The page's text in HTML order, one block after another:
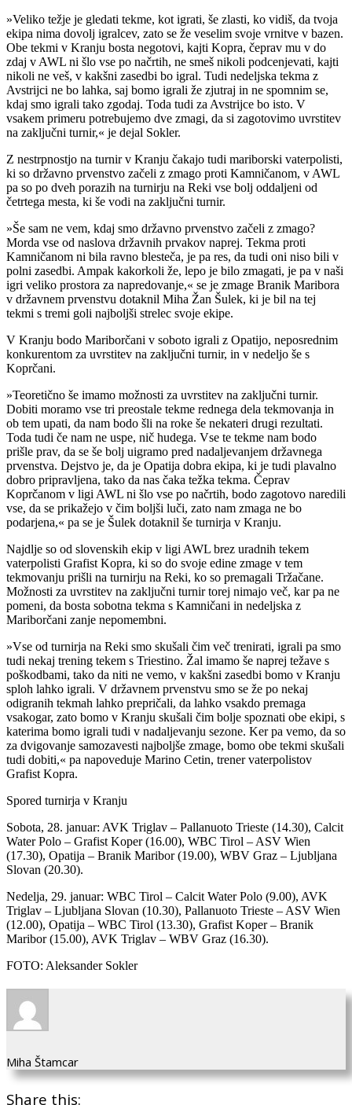
»Veliko težje je gledati tekme, kot igrati, še zlasti, ko vidiš, da tvoja
ekipa nima dovolj igralcev, zato se že veselim svoje vrnitve v bazen.
Obe tekmi v Kranju bosta negotovi, kajti Kopra, čeprav mu v do
zdaj v AWL ni šlo vse po načrtih, ne smeš nikoli podcenjevati, kajti
nikoli ne veš, v kakšni zasedbi bo igral. Tudi nedeljska tekma z
Avstrijci ne bo lahka, saj bomo igrali že zjutraj in ne spomnim se,
kdaj smo igrali tako zgodaj. Toda tudi za Avstrijce bo isto. V
vsakem primeru potrebujemo dve zmagi, da si zagotovimo uvrstitev
na zaključni turnir,« je dejal Sokler.
Z nestrpnostjo na turnir v Kranju čakajo tudi mariborski vaterpolisti,
ki so državno prvenstvo začeli z zmago proti Kamničanom, v AWL
pa so po dveh porazih na turnirju na Reki vse bolj oddaljeni od
četrtega mesta, ki še vodi na zaključni turnir.
»Še sam ne vem, kdaj smo državno prvenstvo začeli z zmago?
Morda vse od naslova državnih prvakov naprej. Tekma proti
Kamničanom ni bila ravno blesteča, je pa res, da tudi oni niso bili v
polni zasedbi. Ampak kakorkoli že, lepo je bilo zmagati, je pa v naši
igri veliko prostora za napredovanje,« se je zmage Branik Maribora
v državnem prvenstvu dotaknil Miha Žan Šulek, ki je bil na tej
tekmi s tremi goli najboljši strelec svoje ekipe.
V Kranju bodo Mariborčani v soboto igrali z Opatijo, neposrednim
konkurentom za uvrstitev na zaključni turnir, in v nedeljo še s
Koprčani.
»Teoretično še imamo možnosti za uvrstitev na zaključni turnir.
Dobiti moramo vse tri preostale tekme rednega dela tekmovanja in
ob tem upati, da nam bodo šli na roke še nekateri drugi rezultati.
Toda tudi če nam ne uspe, nič hudega. Vse te tekme nam bodo
prišle prav, da se še bolj uigramo pred nadaljevanjem državnega
prvenstva. Dejstvo je, da je Opatija dobra ekipa, ki je tudi plavalno
dobro pripravljena, tako da nas čaka težka tekma. Čeprav
Koprčanom v ligi AWL ni šlo vse po načrtih, bodo zagotovo naredili
vse, da se prikažejo v čim boljši luči, zato nam zmaga ne bo
podarjena,« pa se je Šulek dotaknil še turnirja v Kranju.
Najdlje so od slovenskih ekip v ligi AWL brez uradnih tekem
vaterpolisti Grafist Kopra, ki so do svoje edine zmage v tem
tekmovanju prišli na turnirju na Reki, ko so premagali Tržačane.
Možnosti za uvrstitev na zaključni turnir torej nimajo več, kar pa ne
pomeni, da bosta sobotna tekma s Kamničani in nedeljska z
Mariborčani zanje nepomembni.
»Vse od turnirja na Reki smo skušali čim več trenirati, igrali pa smo
tudi nekaj trening tekem s Triestino. Žal imamo še naprej težave s
poškodbami, tako da niti ne vemo, v kakšni zasedbi bomo v Kranju
sploh lahko igrali. V državnem prvenstvu smo se že po nekaj
odigranih tekmah lahko prepričali, da lahko vsakdo premaga
vsakogar, zato bomo v Kranju skušali čim bolje spoznati obe ekipi, s
katerima bomo igrali tudi v nadaljevanju sezone. Ker pa vemo, da so
za dvigovanje samozavesti najboljše zmage, bomo obe tekmi skušali
tudi dobiti,« pa napoveduje Marino Cetin, trener vaterpolistov
Grafist Kopra.
Spored turnirja v Kranju
Sobota, 28. januar: AVK Triglav – Pallanuoto Trieste (14.30), Calcit
Water Polo – Grafist Koper (16.00), WBC Tirol – ASV Wien
(17.30), Opatija – Branik Maribor (19.00), WBV Graz – Ljubljana
Slovan (20.30).
Nedelja, 29. januar: WBC Tirol – Calcit Water Polo (9.00), AVK
Triglav – Ljubljana Slovan (10.30), Pallanuoto Trieste – ASV Wien
(12.00), Opatija – WBC Tirol (13.30), Grafist Koper – Branik
Maribor (15.00), AVK Triglav – WBV Graz (16.30).
FOTO: Aleksander Sokler
Miha Štamcar
Share this: